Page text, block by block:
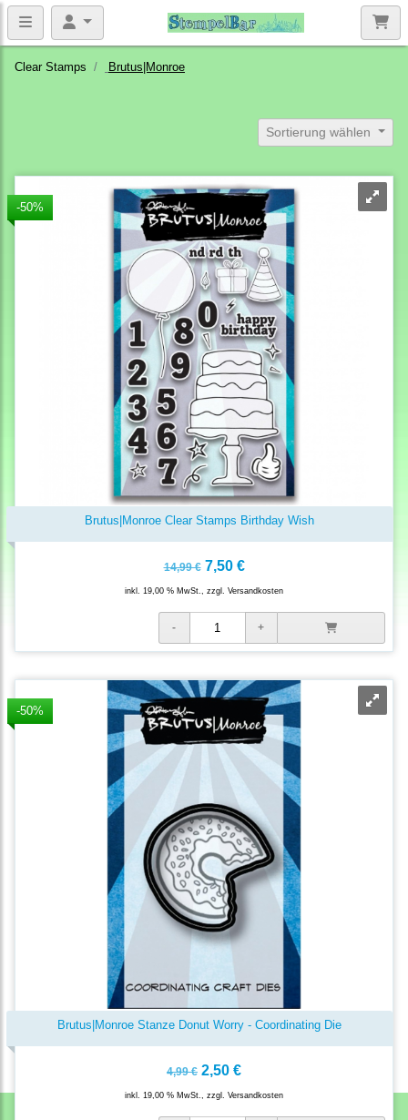
Clear Stamps Brutus|Monroe
Sortierung wählen
-50%
Brutus|Monroe Clear Stamps Birthday Wish
14,99 €7,50 €
inkl. 19,00 % MwSt., zzgl. Versandkosten
-50%
Brutus|Monroe Stanze Donut Worry - Coordinating Die
4,99 € 2,50 €
inkl. 19,00 % MwSt., zzgl. Versandkosten